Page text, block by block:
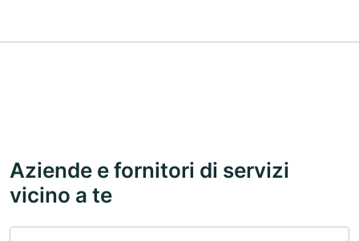
Aziende e fornitori di servizi
vicino a te